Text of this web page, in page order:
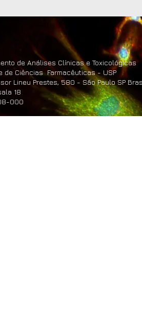
de Análises Clínicas e Toxicológicas
de Ciências Farmacêuticas - USP
Lineu Prestes, 580 - São Paulo SP
18
000